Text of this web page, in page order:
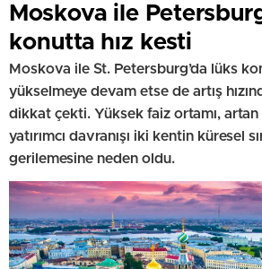
Moskova ile
konutta hız kesti
Moskova ile St. Petersburg’da lüks
yükselmeye devam etse de artış
dikkat çekti. Yüksek faiz ortamı,
yatırımcı davranışı iki kentin küresel
gerilemesine neden oldu.